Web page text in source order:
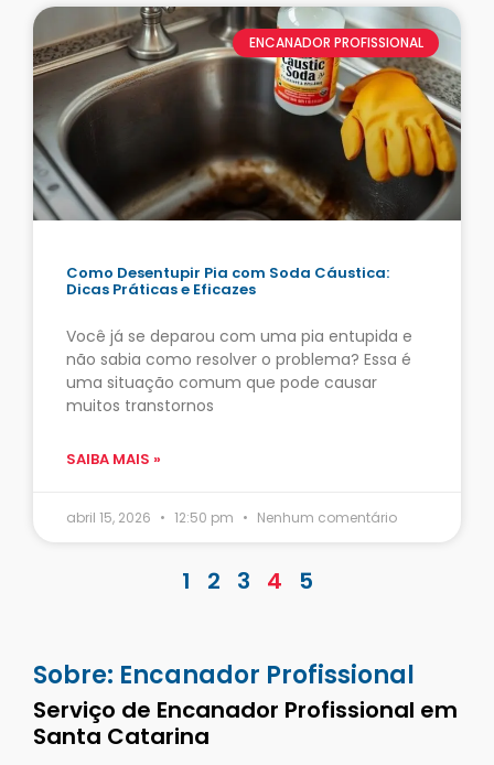
ENCANADOR PROFISSIONAL
Como Desentupir Pia com Soda Cáustica:
Dicas Práticas e Eficazes
Você já se deparou com uma pia entupida e
não sabia como resolver o problema? Essa é
uma situação comum que pode causar
muitos transtornos
SAIBA MAIS »
abril 15, 2026 12:50 pm Nenhum comentário
1 2 3 4 5
Sobre: Encanador Profissional
Serviço de Encanador Profissional em
Santa Catarina